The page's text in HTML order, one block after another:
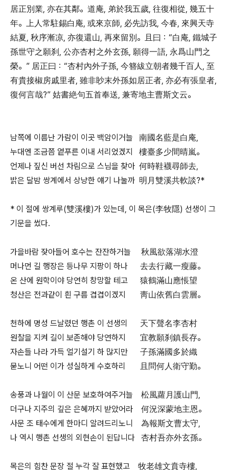
居正別業, 亦在其鄰。道庵, 弟於我五歲, 往復相從, 幾五十
年。上人常駐錫白庵, 或來京師, 必先訪我, 今春, 來興天寺
結夏, 秋序漸凉, 亦復還山, 再來留別。且曰：“白庵, 鐵城子
孫世守之願刹, 公亦杏村之外玄孫, 願得一語, 永爲山門之
榮。” 居正曰：“杏村內外子孫, 今簪紱立朝者幾千百人, 至
有貴接椒房戚里者, 雖非眇末外孫如居正者, 亦必有張皇者,
復何言哉?” 姑書絶句五首奉送, 兼寄地主曹斯文云。
남쪽에 이름난 가람이 이곳 백암이거늘 南國名藍是白庵,
누대엔 조금쯤 옅푸른 이내 서리었겠지 樓臺多少間晴嵐。
언제나 짚신 버선 차림으로 스님을 찾아 何時鞋襪尋師去,
밝은 달밤 쌍계에서 상냥한 얘기 나눌까 明月雙溪共軟談?*
* 이 절에 쌍계루(雙溪樓)가 있는데, 이 목은(李牧隱) 선생이 그
기문을 썼다.
가을바람 잦아들어 호수는 잔잔하거늘 秋風欲落湖水澄
머나먼 길 행장은 등나무 지팡이 하나 去去行藏一瘦藤。
온 산에 원학이야 당연히 창망할 테고 猿鶴滿山應悵望
청산은 전과같이 흰 구름 겹겹이겠지 靑山依舊白雲層。
천하에 명성 드날렸던 행촌 이 선생의 天下聲名李杏村
원찰을 지켜 길이 보존해야 당연하지 宜教願刹鎮長存。
자손들 나라 가득 얼기설기 하 많지만 子孫滿國多於織
묻노니 어떤 이가 성실하게 수호하리 且問何人衛守勤。
송풍과 나월이 이 산문 보호하여주거늘 松風蘿月護山門,
더구나 지주의 깊은 은혜까지 받았어라 何況深蒙地主恩。
사문 조 태수에게 한마디 알려드리노니 為報斯文曹太守,
나 역시 행촌 선생의 외현손이 된답니다 杏村吾亦外玄孫。
목은의 힘찬 문장 절 누각 잘 표현했고 牧老雄文賁寺樓,